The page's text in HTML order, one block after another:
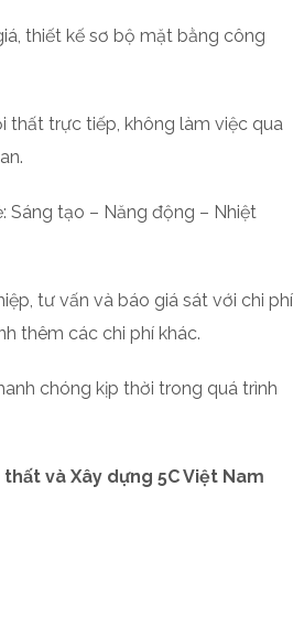
thiết kế sơ bộ mặt bằng công
thất trực tiếp, không làm việc qua
Sáng tạo – Năng động – Nhiệt
tư vấn và báo giá sát với chi phí
thêm các chi phí khác.
chóng kịp thời trong quá trình
và Xây dựng 5C Việt Nam